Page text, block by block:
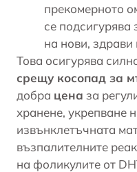
прекомерното
се подсигурява
на нови, здрави
Това осигурява
срещу косопад за
добра цена за
хранене, укрепване
извънклетъчната
възпалителните
на фоликулите от